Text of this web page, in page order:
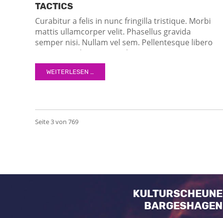
TACTICS
Curabitur a felis in nunc fringilla tristique. Morbi
mattis ullamcorper velit. Phasellus gravida
semper nisi. Nullam vel sem. Pellentesque libero
tortor, tincidunt et, tincidunt eget, semper nec,
quam. Sed hendrerit. Morbi ac felis. Nunc egestas,
augue at pellentesque laoreet.
WEITERLESEN …
Seite 3 von 769
KULTURSCHEUNE
BARGESHAGEN